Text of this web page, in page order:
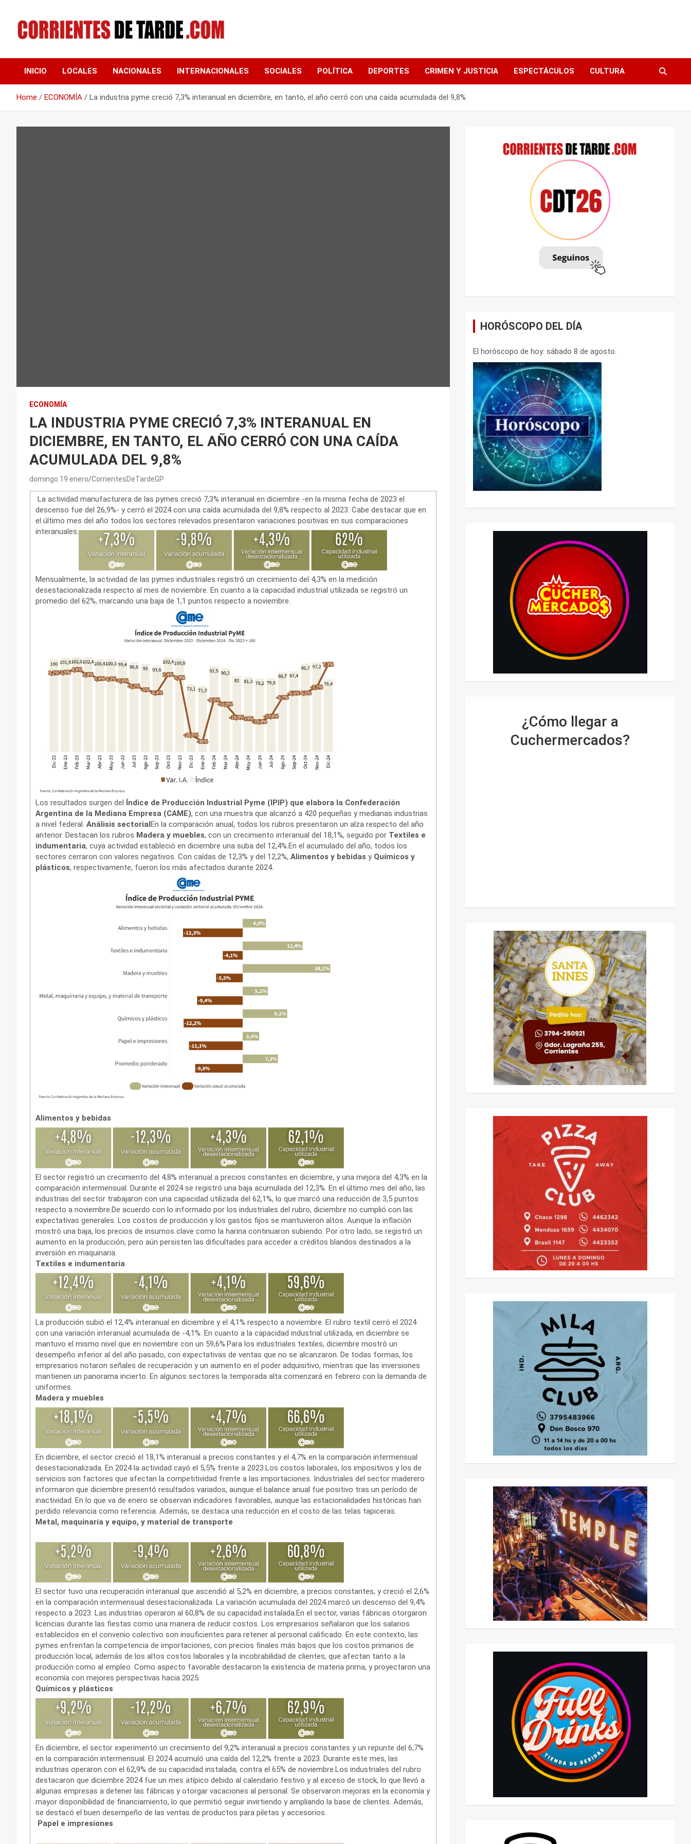
content
CORRIENTES DE
TARDE
INICIO LOCALES NACIONALES INTERNACIONALES SOCIALES POLÍTICA DEPORTES CRIMEN Y JUSTICIA ESPECTÁCULOS CULTURA
Home ECONOMÍA La industria pyme creció 7,3% interanual en diciembre, en tanto, el año cerró con una caída acumulada del 9,8%
ECONOMÍA
LA INDUSTRIA PYME CRECIÓ 7,3% INTERANUAL EN
DICIEMBRE, EN TANTO, EL AÑO CERRÓ CON UNA CAÍDA
ACUMULADA DEL 9,8%
domingo 19 enero CorrientesDeTardeGP
La actividad manufacturera de las pymes creció 7,3% interanual en diciembre -en la misma fecha de 2023 el
descenso fue del 26,9%- y cerró el 2024 con una caída acumulada del 9,8% respecto al 2023. Cabe destacar que en
el último mes del año todos los sectores relevados presentaron variaciones positivas en sus comparaciones
interanuales.
Mensualmente, la actividad de las pymes industriales registró un crecimiento del 4,3% en la medición
desestacionalizada respecto al mes de noviembre. En cuanto a la capacidad industrial utilizada se registró un
promedio del 62%, marcando una baja de 1,1 puntos respecto a noviembre.
Los resultados surgen del Índice de Producción Industrial Pyme (IPIP) que elabora la Confederación
Argentina de la Mediana Empresa (CAME), con una muestra que alcanzó a 420 pequeñas y medianas industrias
a nivel federal. Análisis sectorialEn la comparación anual, todos los rubros presentaron un alza respecto del año
anterior. Destacan los rubros Madera y muebles, con un crecimiento interanual del 18,1%, seguido por Textiles e
indumentaria, cuya actividad estableció en diciembre una suba del 12,4%.En el acumulado del año, todos los
sectores cerraron con valores negativos. Con caídas de 12,3% y del 12,2%, Alimentos y bebidas y Químicos y
plásticos, respectivamente, fueron los más afectados durante 2024.
Alimentos y bebidas
El sector registró un crecimiento del 4,8% interanual a precios constantes en diciembre, y una mejora del 4,3% en la
comparación intermensual. Durante el 2024 se registró una baja acumulada del 12,3%. En el último mes del año, las
industrias del sector trabajaron con una capacidad utilizada del 62,1%, lo que marcó una reducción de 3,5 puntos
respecto a noviembre.De acuerdo con lo informado por los industriales del rubro, diciembre no cumplió con las
expectativas generales. Los costos de producción y los gastos fijos se mantuvieron altos. Aunque la inflación
mostró una baja, los precios de insumos clave como la harina continuaron subiendo. Por otro lado, se registró un
aumento en la producción, pero aún persisten las dificultades para acceder a créditos blandos destinados a la
inversión en maquinaria.
Textiles e indumentaria
La producción subió el 12,4% interanual en diciembre y el 4,1% respecto a noviembre. El rubro textil cerró el 2024
con una variación interanual acumulada de -4,1%. En cuanto a la capacidad industrial utilizada, en diciembre se
mantuvo el mismo nivel que en noviembre con un 59,6%.Para los industriales textiles, diciembre mostró un
desempeño inferior al del año pasado, con expectativas de ventas que no se alcanzaron. De todas formas, los
empresarios notaron señales de recuperación y un aumento en el poder adquisitivo, mientras que las inversiones
mantienen un panorama incierto. En algunos sectores la temporada alta comenzará en febrero con la demanda de
uniformes.
Madera y muebles
En diciembre, el sector creció el 18,1% interanual a precios constantes y el 4,7% en la comparación intermensual
desestacionalizada. En 2024 la actividad cayó el 5,5% frente a 2023.Los costos laborales, los impositivos y los de
servicios son factores que afectan la competitividad frente a las importaciones. Industriales del sector maderero
informaron que diciembre presentó resultados variados, aunque el balance anual fue positivo tras un período de
inactividad. En lo que va de enero se observan indicadores favorables, aunque las estacionalidades históricas han
perdido relevancia como referencia. Además, se destaca una reducción en el costo de las telas tapiceras.
Metal, maquinaria y equipo, y material de transporte
El sector tuvo una recuperación interanual que ascendió al 5,2% en diciembre, a precios constantes, y creció el 2,6%
en la comparación intermensual desestacionalizada. La variación acumulada del 2024 marcó un descenso del 9,4%
respecto a 2023. Las industrias operaron al 60,8% de su capacidad instalada.En el sector, varias fábricas otorgaron
licencias durante las fiestas como una manera de reducir costos. Los empresarios señalaron que los salarios
establecidos en el convenio colectivo son insuficientes para retener al personal calificado. En este contexto, las
pymes enfrentan la competencia de importaciones, con precios finales más bajos que los costos primarios de
producción local, además de los altos costos laborales y la incobrabilidad de clientes, que afectan tanto a la
producción como al empleo. Como aspecto favorable destacaron la existencia de materia prima, y proyectaron una
economía con mejores perspectivas hacia 2025.
Químicos y plásticos
En diciembre, el sector experimentó un crecimiento del 9,2% interanual a precios constantes y un repunte del 6,7%
en la comparación intermensual. El 2024 acumuló una caída del 12,2% frente a 2023. Durante este mes, las
industrias operaron con el 62,9% de su capacidad instalada, contra el 65% de noviembre.Los industriales del rubro
destacaron que diciembre 2024 fue un mes atípico debido al calendario festivo y al exceso de stock, lo que llevó a
algunas empresas a detener las fábricas y otorgar vacaciones al personal. Se observaron mejoras en la economía y
mayor disponibilidad de financiamiento, lo que permitió seguir invirtiendo y ampliando la base de clientes. Además,
se destacó el buen desempeño de las ventas de productos para piletas y accesorios.
Papel e impresiones
HORÓSCOPO DEL DÍA
El horóscopo de hoy: sábado 8 de agosto.
¿Cómo llegar a
Cuchermercados?